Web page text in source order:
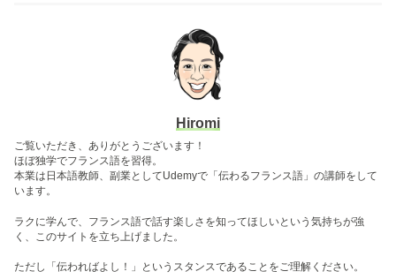
Hiromi
ご覧いただき、ありがとうございます！
ほぼ独学でフランス語を習得。
本業は日本語教師、副業としてUdemyで「伝わるフランス語」の講師をして
います。
ラクに学んで、フランス語で話す楽しさを知ってほしいという気持ちが強
く、このサイトを立ち上げました。
ただし「伝わればよし！」というスタンスであることをご理解ください。